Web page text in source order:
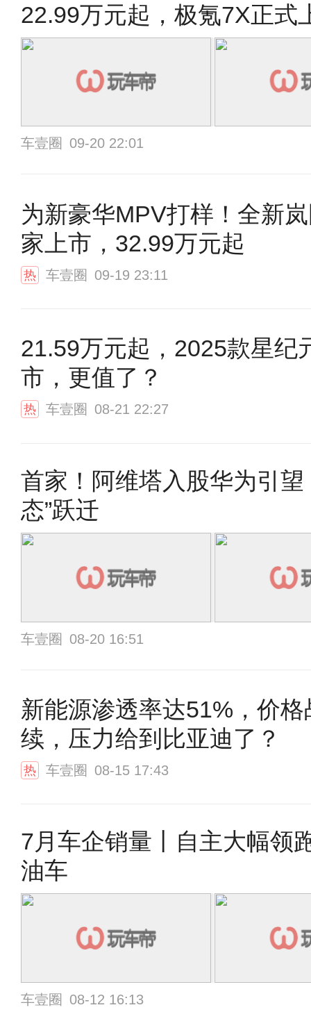
22.99万元起，极氪7X正式
车壹圈 09-20 22:01
为新豪华MPV打样！全新
家上市，32.99万元起
热 车壹圈 09-19 23:11
21.59万元起，2025款星纪
市，更值了？
热 车壹圈 08-21 22:27
首家！阿维塔入股华为引
态”跃迁
车壹圈 08-20 16:51
新能源渗透率达51%，价格
续，压力给到比亚迪了？
热 车壹圈 08-15 17:43
7月车企销量丨自主大幅领
油车
车壹圈 08-12 16:13